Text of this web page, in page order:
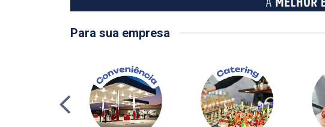
Para sua empresa